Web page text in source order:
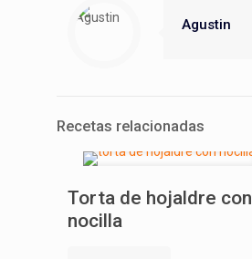
Agustin
Recetas relacionadas
Torta de hojaldre con
nocilla